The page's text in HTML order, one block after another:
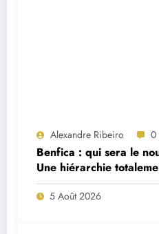
Alexandre Ribeiro 0
Benfica : qui sera le
Une hiérarchie
deux départs majeurs
5 Août 2026